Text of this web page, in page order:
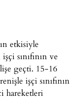
etkisiyle
sınıfının ve
geçti. 15-16
işçi sınıfının
hareketleri